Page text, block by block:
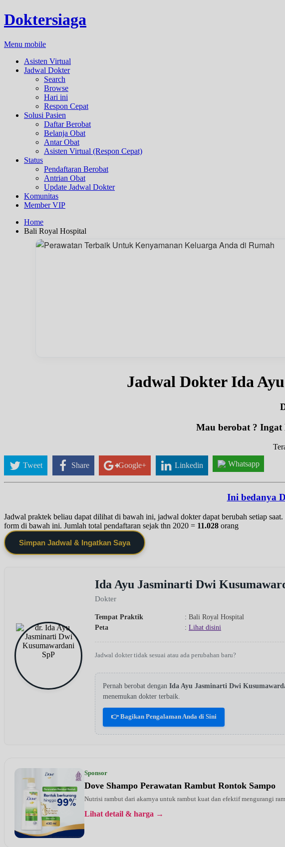
Doktersiaga
Menu mobile
Asisten Virtual
Jadwal Dokter
Search
Browse
Hari ini
Respon Cepat
Solusi Pasien
Daftar Berobat
Belanja Obat
Antar Obat
Asisten Virtual (Respon Cepat)
Status
Pendaftaran Berobat
Antrian Obat
Update Jadwal Dokter
Komunitas
Member VIP
Home
Bali Royal Hospital
Jadwal Dokter Ida
Mau berobat ? Ingat
Tweet Share Google+ Linkedin Whatsapp
Ini bedanya
Jadwal praktek beliau dapat dilihat di bawah ini, jadwal dokter dapat berubah setiap
form di bawah ini. Jumlah total pendaftaran sejak thn 2020 = 11.028 orang
Simpan Jadwal & Ingatkan Saya
Ida Ayu Jasminarti Dwi
Dokter
Tempat Praktik
: Bali Royal Hospital
Peta
: Lihat disini
Jadwal dokter tidak sesuai atau ada perubahan baru?
Pernah berobat dengan Ida Ayu Jasminarti Dwi
menemukan dokter terbaik.
👉 Bagikan Pengalaman Anda di Sini
Sponsor
Dove Shampo Perawatan Rambut Rontok Sampo
Nutrisi rambut dari akarnya untuk rambut kuat dan efektif mengurangi
Lihat detail & harga →